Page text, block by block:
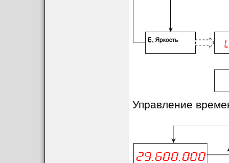
Управление